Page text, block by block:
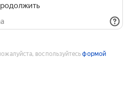
воспользуйтесьформой